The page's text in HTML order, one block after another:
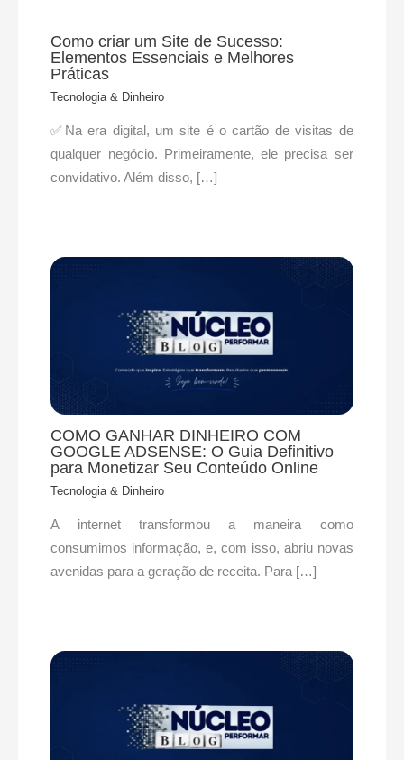
Como criar um Site de Sucesso:
Elementos Essenciais e Melhores
Práticas
Tecnologia & Dinheiro
✅Na era digital, um site é o cartão de visitas de
qualquer negócio. Primeiramente, ele precisa ser
convidativo. Além disso, […]
COMO GANHAR DINHEIRO COM
GOOGLE ADSENSE: O Guia Definitivo
para Monetizar Seu Conteúdo Online
Tecnologia & Dinheiro
A internet transformou a maneira como
consumimos informação, e, com isso, abriu novas
avenidas para a geração de receita. Para […]